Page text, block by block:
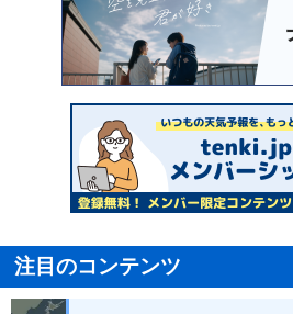
注目のコンテンツ